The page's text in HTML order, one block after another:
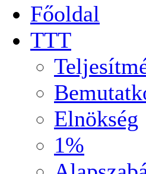
Főoldal
TTT
Elnökség
1%